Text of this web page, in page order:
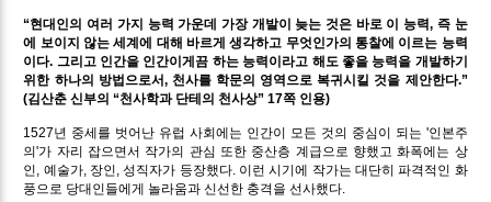
“현대인의 여러 가지 능력 가운데 가장 개발이 늦는 것은 바로 이 능력, 즉 눈
에 보이지 않는 세계에 대해 바르게 생각하고 무엇인가의 통찰에 이르는 능력
이다. 그리고 인간을 인간이게끔 하는 능력이라고 해도 좋을 능력을 개발하기
위한 하나의 방법으로서, 천사를 학문의 영역으로 복귀시킬 것을 제안한다.”
(김산춘 신부의 “천사학과 단테의 천사상” 17쪽 인용)
1527년 중세를 벗어난 유럽 사회에는 인간이 모든 것의 중심이 되는 '인본주
의'가 자리 잡으면서 작가의 관심 또한 중산층 계급으로 향했고 화폭에는 상
인, 예술가, 장인, 성직자가 등장했다. 이런 시기에 작가는 대단히 파격적인 화
풍으로 당대인들에게 놀라움과 신선한 충격을 선사했다.